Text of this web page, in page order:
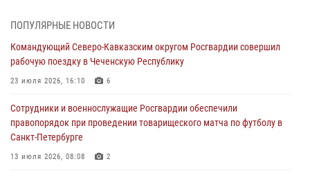
В Чеченской Республике пожарные расчеты Росгвардии и МЧС
09 августа 2026, 08:00
В Центральных регионах России продолжается ведомственная
09 августа 2026, 08:00
Лучшие футбольные команды Южного округа Росгвардии
определили на Кубани
ПОПУЛЯРНЫЕ НОВОСТИ
Командующий Северо-Кавказским округом Росгвардии совершил
рабочую поездку в Чеченскую Республику
23 июля 2026, 16:10 6
Сотрудники и военнослужащие Росгвардии обеспечили
правопорядок при проведении товарищеского матча по футболу в
Санкт-Петербурге
13 июля 2026, 08:08 2